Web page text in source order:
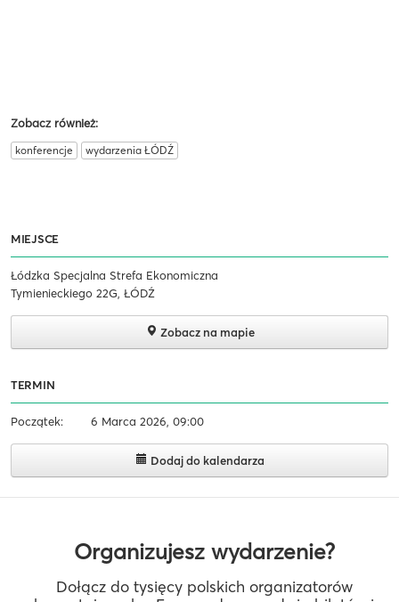
Zobacz również:
konferencje wydarzenia ŁÓDŹ
MIEJSCE
Łódzka Specjalna Strefa Ekonomiczna
Tymienieckiego 22G, ŁÓDŹ
Zobacz na mapie
TERMIN
Początek: 6 Marca 2026, 09:00
Dodaj do kalendarza
Organizujesz wydarzenie?
Dołącz do tysięcy polskich organizatorów